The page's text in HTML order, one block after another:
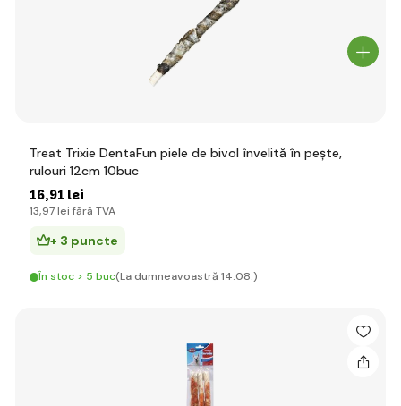
Treat Trixie DentaFun piele de bivol învelită în pește,
rulouri 12cm 10buc
16,91 lei
13,97 lei fără TVA
+ 3 puncte
În stoc > 5 buc(La dumneavoastră 14.08.)